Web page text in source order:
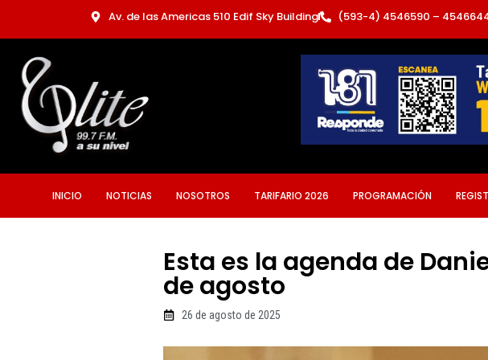
Av. de las Americas 510 Edif Sky Building (593-4) 4546590 –
INICIO NOTICIAS NOSOTROS TARIFARIO 2026 PROGRAMACIÓN
Esta es la agenda de
de agosto
26 de agosto de 2025